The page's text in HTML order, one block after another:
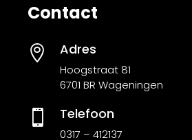
Contact
 Adres
Hoogstraat 81
6701 BR Wageningen
 Telefoon
0317 – 412137